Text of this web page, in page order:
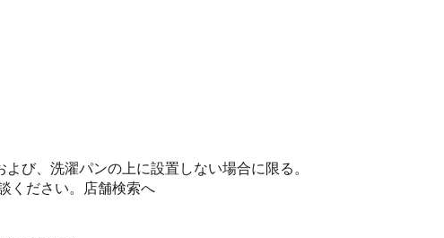
び、洗濯パンの上に設置しない場合に限る。
ください。
店舗検索へ